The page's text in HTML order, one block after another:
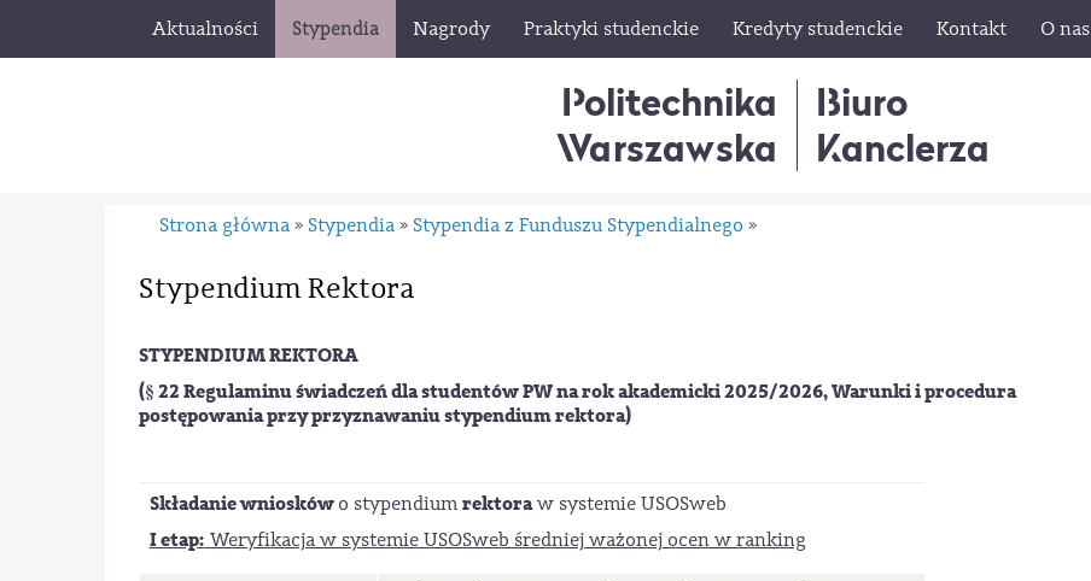
Aktualności Stypendia Nagrody Praktyki studenckie Kredyty studenckie Kontakt O nas
Politechnika
Warszawska
Biuro
Kanclerza
Strona główna » Stypendia » Stypendia z Funduszu Stypendialnego »
Stypendium Rektora
STYPENDIUM REKTORA
(§ 22 Regulaminu świadczeń dla studentów PW na rok akademicki 2025/2026, Warunki i procedura
postępowania przy przyznawaniu stypendium rektora)
Składanie wniosków o stypendium rektoraw systemie USOSweb
I etap: Weryfikacja w systemie USOSweb średniej ważonej ocen w ranking